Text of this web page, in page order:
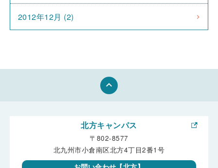
2012年12月 (2)
keyboard_arrow_up
北方キャンパス
〒802-8577
北九州市小倉南区北方4丁目2番1号